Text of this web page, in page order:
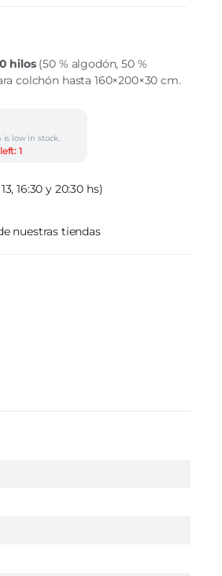
hilos(50 % algodón, 50 %
colchón hasta 160×200×30 cm.
is low in stock.
1
16:30 y 20:30 hs)
nuestras tiendas